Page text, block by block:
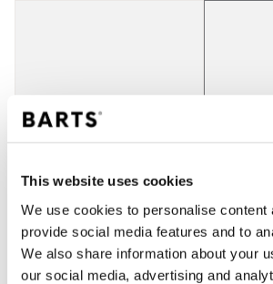
This website uses cookies
We use cookies to personalise content
provide social media features and to
We also share information about your
our social media, advertising and